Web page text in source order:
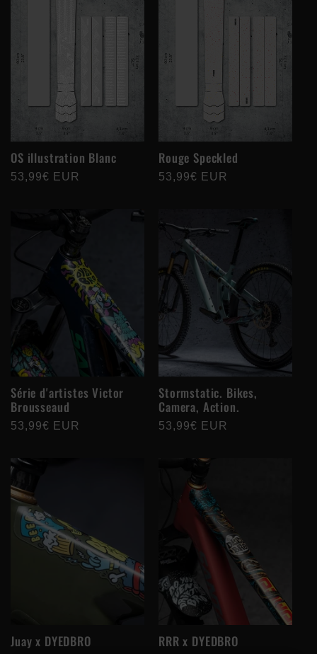
OS illustration Blanc
Prix
53,99€ EUR
Rouge Speckled
Prix
53,99€ EUR
Série d'artistes Victor
Brousseaud
Prix
53,99€ EUR
Stormstatic. Bikes,
Camera, Action.
Prix
53,99€ EUR
Juay x DYEDBRO RRR x DYEDBRO